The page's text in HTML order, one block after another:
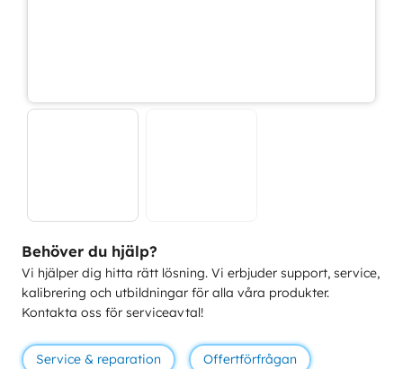
Behöver du hjälp?
Vi hjälper dig hitta rätt lösning. Vi erbjuder support, service,
kalibrering och utbildningar för alla våra produkter.
Kontakta oss för serviceavtal!
Service & reparation Offertförfrågan